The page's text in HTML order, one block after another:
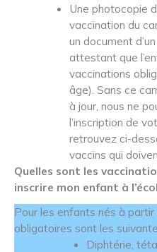
Une photocopie
vaccination du
un document
attestant que
vaccinations
âge). Sans ce
à jour, nous ne
l’inscription de
retrouvez ci-
vaccins qui
Quelles sont les
inscrire mon enfant à
Pour les enfants nés à
obligatoires sont les
Diphtérie,